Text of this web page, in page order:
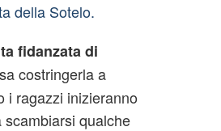
della Sotelo.
fidanzata di
costringerla a
i ragazzi inizieranno
qualche